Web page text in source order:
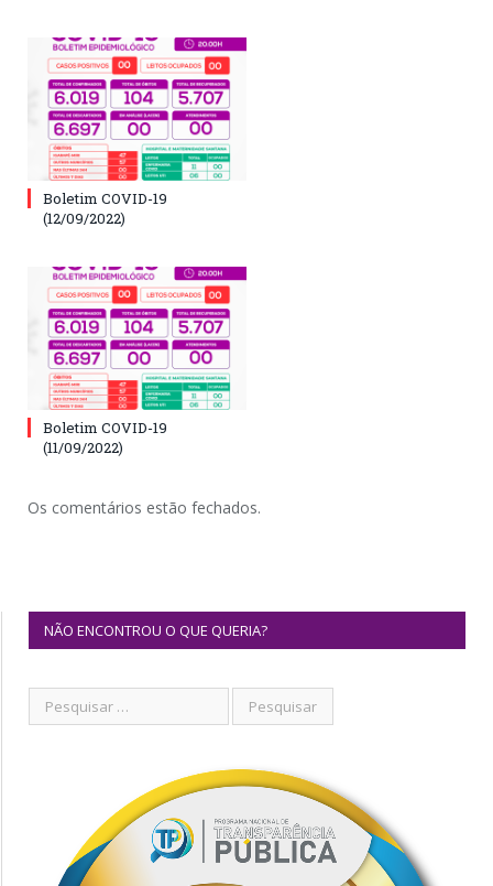
Boletim COVID-19
(12/09/2022)
Boletim COVID-19
(11/09/2022)
Os comentários estão fechados.
NÃO ENCONTROU O QUE QUERIA?